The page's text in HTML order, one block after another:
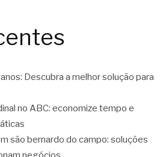
Descubra a melhor solução para
no ABC: economize tempo e
são bernardo do campo: soluções